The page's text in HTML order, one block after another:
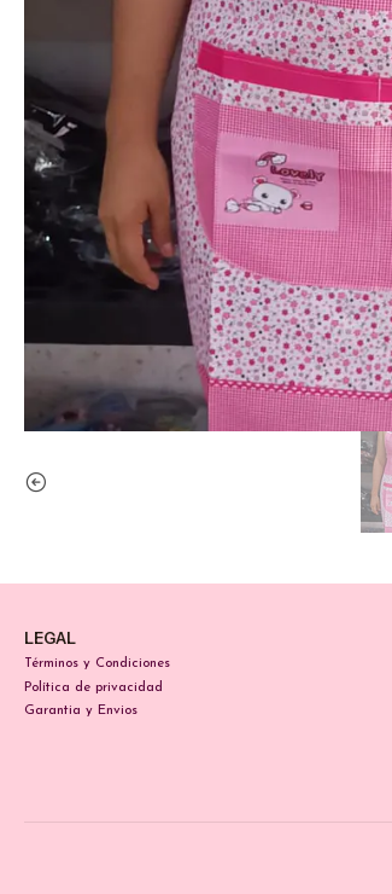
LEGAL
Términos y Condiciones
Política de privacidad
Garantia y Envios